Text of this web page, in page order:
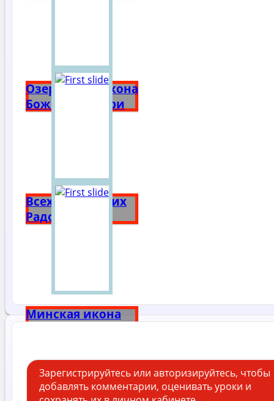
Озерянская икона
Божией Матери
Всех Скорбящих
Радость
Минская икона
Зарегистрируйтесь или авторизируйтесь, чтобы
добавлять комментарии, оценивать уроки и